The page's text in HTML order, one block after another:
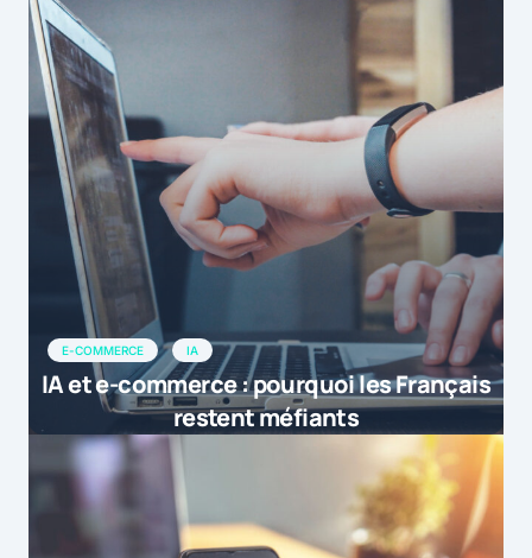
E-COMMERCE IA
IA et e-commerce : pourquoi les Français
restent méfiants